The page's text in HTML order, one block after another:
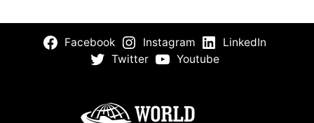
Facebook Instagram
LinkedIn
Twitter
Youtube